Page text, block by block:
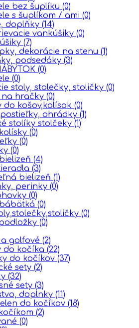
bez šuplíku (0)
s šuplíkom / ami (0)
doplňky (14)
vankúšiky (0)
(7)
dekorácie na stenu (1)
podsedáky (3)
(0)
(0)
stoly, stolečky, stoličky (0)
na hračky (0)
do košov,kolísok (0)
ohrádky (1)
stolíky stolčeky (1)
(0)
(0)
(0)
(4)
(3)
bielizeň (1)
perinky (0)
(0)
(0)
(0)
(0)
golfové (2)
do kočíka (22)
do kočíkov (37)
sety (2)
(32)
sety (3)
doplnky (11)
do kočíkov (18)
(2)
(0)